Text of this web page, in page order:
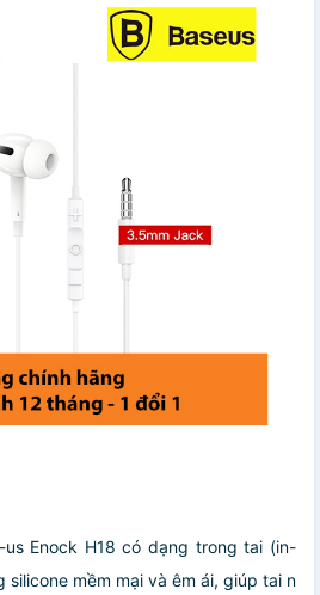
Enock H18 có dạng trong tai (in-
silicone mềm mại và êm ái, giúp tai n